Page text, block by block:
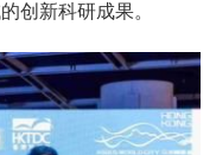
创新科研成果。